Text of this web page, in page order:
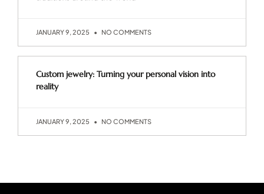
JANUARY 9, 2025 NO COMMENTS
Custom jewelry: Turning your personal vision into
reality
JANUARY 9, 2025 NO COMMENTS